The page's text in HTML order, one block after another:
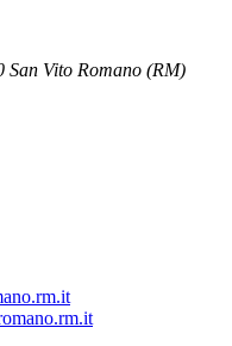
Vito Romano (RM)